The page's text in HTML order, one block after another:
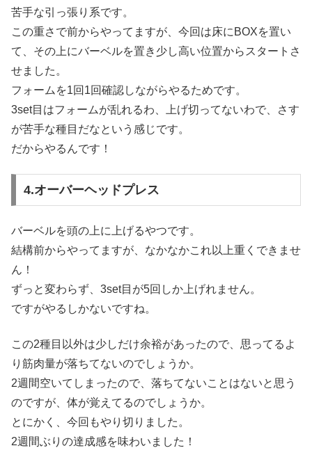
苦手な引っ張り系です。
この重さで前からやってますが、今回は床にBOXを置い
て、その上にバーベルを置き少し高い位置からスタートさ
せました。
フォームを1回1回確認しながらやるためです。
3set目はフォームが乱れるわ、上げ切ってないわで、さす
が苦手な種目だなという感じです。
だからやるんです！
4.オーバーヘッドプレス
バーベルを頭の上に上げるやつです。
結構前からやってますが、なかなかこれ以上重くできませ
ん！
ずっと変わらず、3set目が5回しか上げれません。
ですがやるしかないですね。
この2種目以外は少しだけ余裕があったので、思ってるよ
り筋肉量が落ちてないのでしょうか。
2週間空いてしまったので、落ちてないことはないと思う
のですが、体が覚えてるのでしょうか。
とにかく、今回もやり切りました。
2週間ぶりの達成感を味わいました！